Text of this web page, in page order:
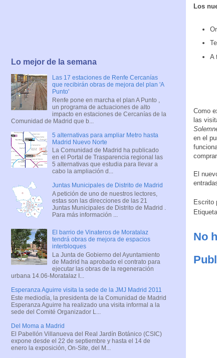
Los
A
Como
las
en el
El
Escrito
No
Lo mejor de la semana
Las 17 estaciones de Renfe Cercanías
que recibirán obras de mejora del plan 'A
Punto'
Renfe pone en marcha el plan A Punto ,
un programa de actuaciones de alto
impacto en estaciones de Cercanías de la
Comunidad de Madrid que b...
5 alternativas para ampliar Metro hasta
Madrid Nuevo Norte
La Comunidad de Madrid ha publicado
en el Portal de Trasparencia regional las
5 alternativas que estudia para llevar a
cabo la ampliación d...
Juntas Municipales de Distrito de Madrid
A petición de uno de nuestros lectores,
estas son las direcciones de las 21
Juntas Municipales de Distrito de Madrid .
Para más información ...
El barrio de Vinateros de Moratalaz
tendrá obras de mejora de espacios
interbloques
La Junta de Gobierno del Ayuntamiento
de Madrid ha aprobado el contrato para
ejecutar las obras de la regeneración
urbana 14.06-Moratalaz I...
Esperanza Aguirre visita la sede de la JMJ Madrid 2011
Este mediodía, la presidenta de la Comunidad de Madrid
Esperanza Aguirre ha realizado una visita informal a la
sede del Comité Organizador L...
Del Moma a Madrid
El Pabellón Villanueva del Real Jardín Botánico (CSIC)
expone desde el 22 de septiembre y hasta el 14 de
enero la exposición, On-Site, del M...